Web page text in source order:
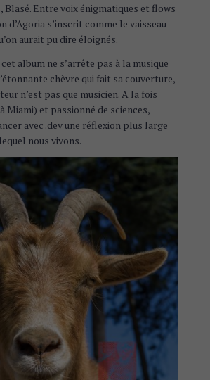
Blasé. Entre voix énigmatiques et flows
d’Agoria s’inscrit comme le vaisseau
aurait pu dire éloignés.
album ne s’arrête pas à la musique
chèvre qui fait sa couverture,
n’est pas que musicien. A la fois
Miami) et passionné de sciences,
avec .dev une réflexion plus large
nous vivons.